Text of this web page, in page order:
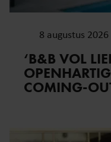
8 augustus 2026
‘B&B VOL
COMING-